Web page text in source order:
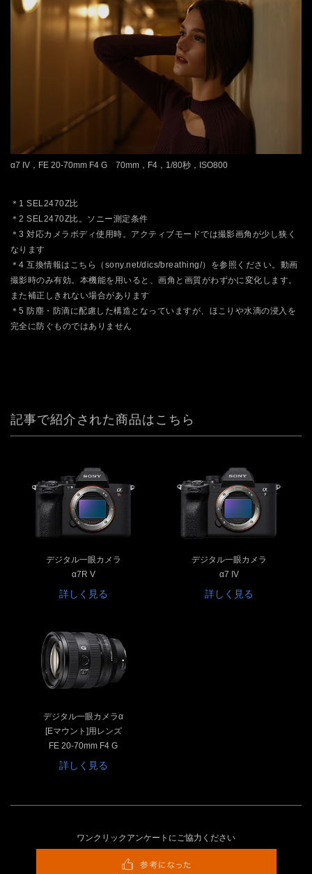
α7 IV，FE 20-70mm F4 G 70mm，F4，1/80秒，ISO800
＊1 SEL2470Z比
＊2 SEL2470Z比。ソニー測定条件
＊3 対応カメラボディ使用時。アクティブモードでは撮影画角が少し狭く
なります
＊4 互換情報はこちら（sony.net/dics/breathing/）を参照ください。動画
撮影時のみ有効。本機能を用いると、画角と画質がわずかに変化します。
また補正しきれない場合があります
＊5 防塵・防滴に配慮した構造となっていますが、ほこりや水滴の浸入を
完全に防ぐものではありません
記事で紹介された商品はこちら
デジタル一眼カメラ
α7R V
詳しく見る
デジタル一眼カメラ
α7 IV
詳しく見る
デジタル一眼カメラα
[Eマウント]用レンズ
FE 20-70mm F4 G
詳しく見る
ワンクリックアンケートにご協力ください